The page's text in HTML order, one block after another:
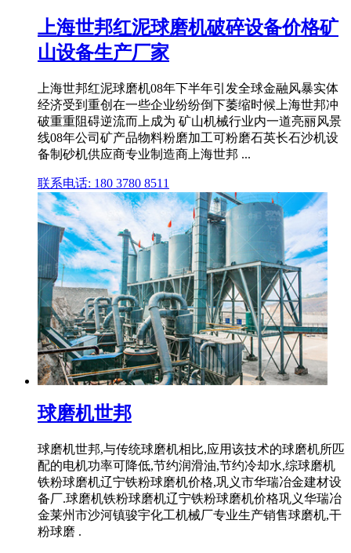
上海世邦红泥球磨机破碎设备价格矿
山设备生产厂家
上海世邦红泥球磨机08年下半年引发全球金融风暴实体
经济受到重创在一些企业纷纷倒下萎缩时候上海世邦冲
破重重阻碍逆流而上成为 矿山机械行业内一道亮丽风景
线08年公司矿产品物料粉磨加工可粉磨石英长石沙机设
备制砂机供应商专业制造商上海世邦 ...
联系电话: 180 3780 8511
球磨机世邦
球磨机世邦,与传统球磨机相比,应用该技术的球磨机所匹
配的电机功率可降低,节约润滑油,节约冷却水,综球磨机
铁粉球磨机辽宁铁粉球磨机价格,巩义市华瑞冶金建材设
备厂.球磨机铁粉球磨机辽宁铁粉球磨机价格巩义华瑞冶
金莱州市沙河镇骏宇化工机械厂专业生产销售球磨机,干
粉球磨 .